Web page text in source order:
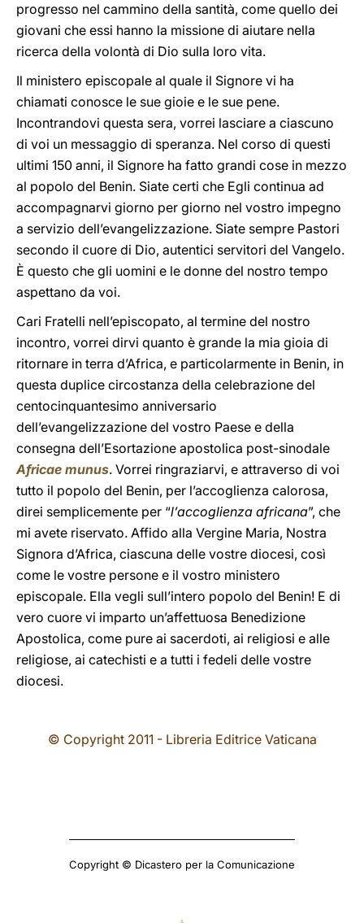
progresso nel cammino della santità, come quello dei
giovani che essi hanno la missione di aiutare nella
ricerca della volontà di Dio sulla loro vita.
Il ministero episcopale al quale il Signore vi ha
chiamati conosce le sue gioie e le sue pene.
Incontrandovi questa sera, vorrei lasciare a ciascuno
di voi un messaggio di speranza. Nel corso di questi
ultimi 150 anni, il Signore ha fatto grandi cose in mezzo
al popolo del Benin. Siate certi che Egli continua ad
accompagnarvi giorno per giorno nel vostro impegno
a servizio dell’evangelizzazione. Siate sempre Pastori
secondo il cuore di Dio, autentici servitori del Vangelo.
È questo che gli uomini e le donne del nostro tempo
aspettano da voi.
Cari Fratelli nell’episcopato, al termine del nostro
incontro, vorrei dirvi quanto è grande la mia gioia di
ritornare in terra d’Africa, e particolarmente in Benin, in
questa duplice circostanza della celebrazione del
centocinquantesimo anniversario
dell’evangelizzazione del vostro Paese e della
consegna dell’Esortazione apostolica post-sinodale
Africae munus. Vorrei ringraziarvi, e attraverso di voi
tutto il popolo del Benin, per l’accoglienza calorosa,
direi semplicemente per “l’accoglienza africana”, che
mi avete riservato. Affido alla Vergine Maria, Nostra
Signora d’Africa, ciascuna delle vostre diocesi, così
come le vostre persone e il vostro ministero
episcopale. Ella vegli sull’intero popolo del Benin! E di
vero cuore vi imparto un’affettuosa Benedizione
Apostolica, come pure ai sacerdoti, ai religiosi e alle
religiose, ai catechisti e a tutti i fedeli delle vostre
diocesi.
© Copyright 2011 - Libreria Editrice Vaticana
Copyright © Dicastero per la Comunicazione